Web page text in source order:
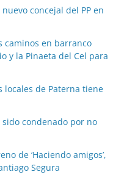
concejal del PP en
caminos en barranco
y la Pinaeta del Cel para
locales de Paterna tiene
sido condenado por no
de ‘Haciendo amigos’,
Segura